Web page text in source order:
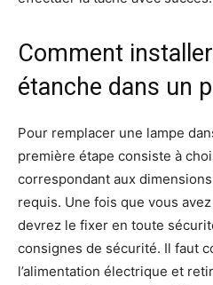
Comment
étanche dans un
Pour remplacer une lampe
première étape consiste à
correspondant aux
requis. Une fois que vous
devrez le fixer en toute
consignes de sécurité. Il faut
l’alimentation électrique et